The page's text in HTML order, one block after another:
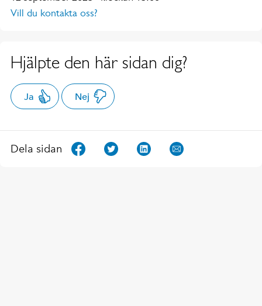
Vill du kontakta oss?
Hjälpte den här sidan dig?
Ja Nej
Dela sidan